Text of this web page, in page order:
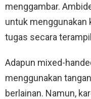
menggambar.
untuk menggunakan
tugas secara
Adapun mixed-
menggunakan
berlainan. Namun,